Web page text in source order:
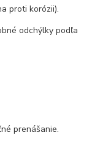
proti korózii).
odchýlky podľa
prenášanie.